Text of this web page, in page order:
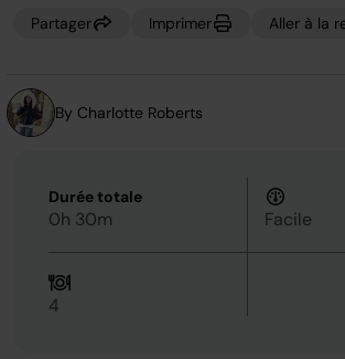
notation.
page.
Partager Imprimer Aller à la
By Charlotte Roberts
Durée totale
0h 30m Facile
4